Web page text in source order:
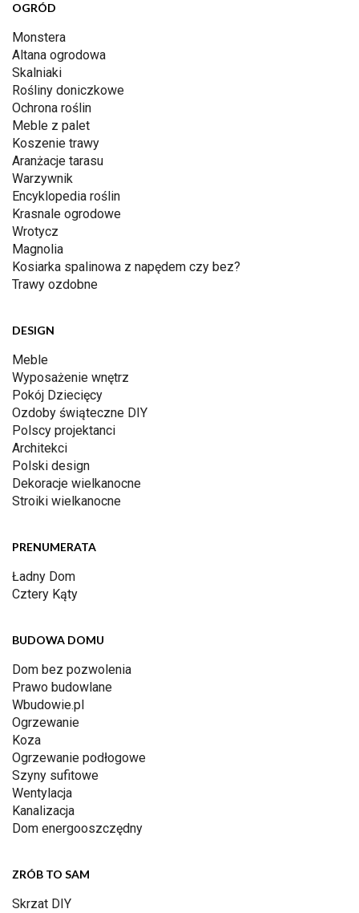
OGRÓD
Monstera
Altana ogrodowa
Skalniaki
Rośliny doniczkowe
Ochrona roślin
Meble z palet
Koszenie trawy
Aranżacje tarasu
Warzywnik
Encyklopedia roślin
Krasnale ogrodowe
Wrotycz
Magnolia
Kosiarka spalinowa z napędem czy bez?
Trawy ozdobne
DESIGN
Meble
Wyposażenie wnętrz
Pokój Dziecięcy
Ozdoby świąteczne DIY
Polscy projektanci
Architekci
Polski design
Dekoracje wielkanocne
Stroiki wielkanocne
PRENUMERATA
Ładny Dom
Cztery Kąty
BUDOWA DOMU
Dom bez pozwolenia
Prawo budowlane
Wbudowie.pl
Ogrzewanie
Koza
Ogrzewanie podłogowe
Szyny sufitowe
Wentylacja
Kanalizacja
Dom energooszczędny
ZRÓB TO SAM
Skrzat DIY